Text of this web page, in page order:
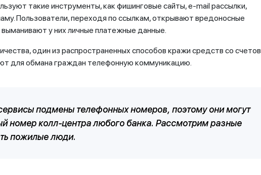
такие инструменты, как фишинговые сайты, e-mail рассылки,
Пользователи, переходя по ссылкам, открывают вредоносные
у них личные платежные данные.
один из распространенных способов кражи средств со счетов
для обмана граждан телефонную коммуникацию.
подмены телефонных номеров, поэтому они могут
номер колл-центра любого банка. Рассмотрим разные
пожилые люди.